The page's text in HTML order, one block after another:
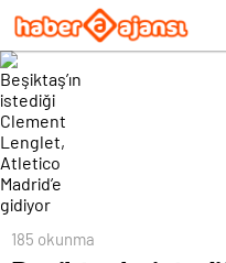
185 okunma